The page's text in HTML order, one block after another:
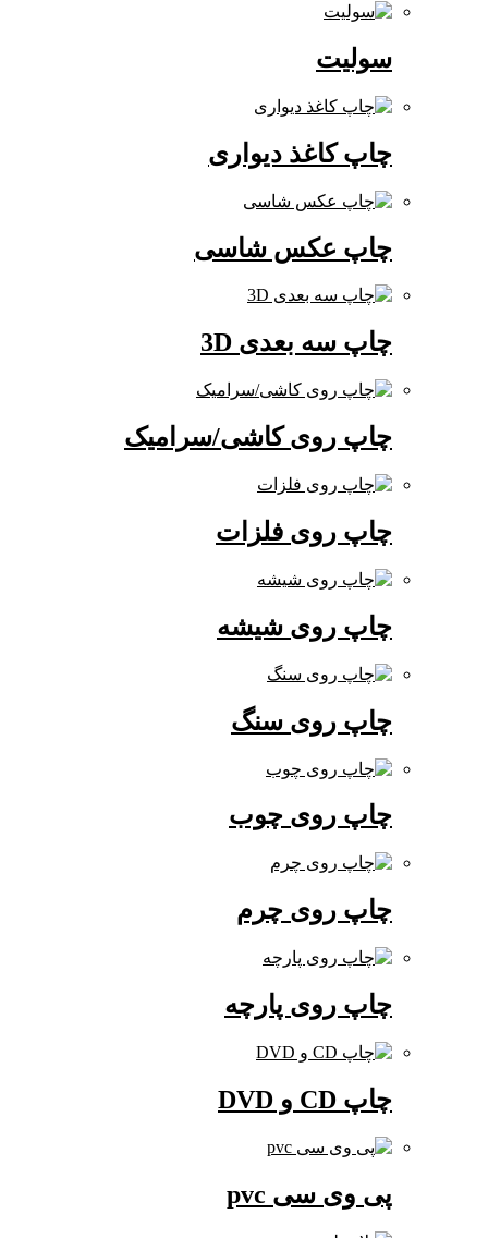
چاپ کاغذ دیواری
چاپ عکس شاسی
چاپ سه بعدی 3D
چاپ روی کاشی/سرامیک
چاپ روی فلزات
چاپ روی شیشه
چاپ روی سنگ
چاپ روی چوب
چاپ روی چرم
چاپ روی پارچه
پی وی سی pvc